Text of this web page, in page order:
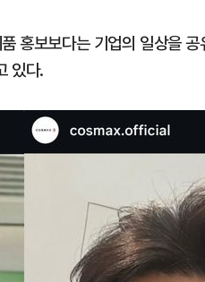
홍보보다는 기업의 일상을
있다.